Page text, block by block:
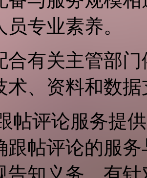
专业素养。
合有关主管部
术、资料和数
帖评论服务提
跟帖评论的服
告知义务，有